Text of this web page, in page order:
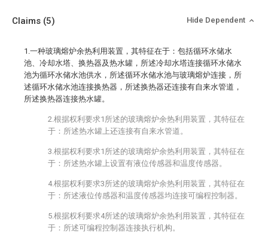
Claims (5) Hide Dependent
1.一种玻璃熔炉余热利用装置，其特征在于：包括循环水储水
池、冷却水塔、换热器及热水罐，所述冷却水塔连接循环水储水
池为循环水储水池供水，所述循环水储水池与玻璃熔炉连接，所
述循环水储水池连接换热器，所述换热器还连接有自来水管道，
所述换热器连接热水罐。
2.根据权利要求1所述的玻璃熔炉余热利用装置，其特征在
于：所述热水罐上还连接有自来水管道。
3.根据权利要求1所述的玻璃熔炉余热利用装置，其特征在
于：所述热水罐上设置有液位传感器和温度传感器。
4.根据权利要求3所述的玻璃熔炉余热利用装置，其特征在
于：所述液位传感器和温度传感器均连接可编程控制器。
5.根据权利要求4所述的玻璃熔炉余热利用装置，其特征在
于：所述可编程控制器连接执行机构。